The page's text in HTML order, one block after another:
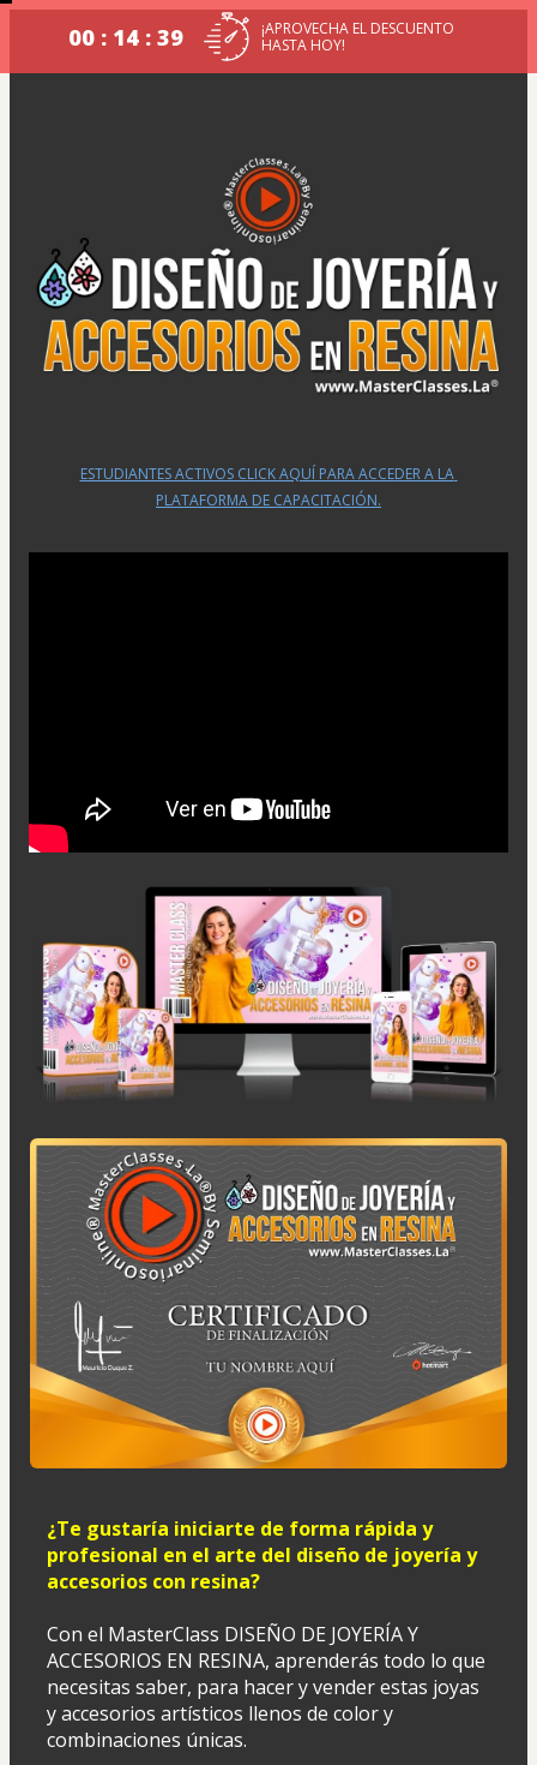
00 : 14 : 38
¡APROVECHA EL DESCUENTO
HASTA HOY!
ESTUDIANTES ACTIVOS CLICK AQUÍ PARA ACCEDER A LA
PLATAFORMA DE CAPACITACIÓN.
¿Te gustaría iniciarte de forma rápida y
profesional en el arte del diseño de joyería y
accesorios con resina?
Con el MasterClass DISEÑO DE JOYERÍA Y
ACCESORIOS EN RESINA, aprenderás todo lo que
necesitas saber, para hacer y vender estas joyas
y accesorios artísticos llenos de color y
combinaciones únicas.